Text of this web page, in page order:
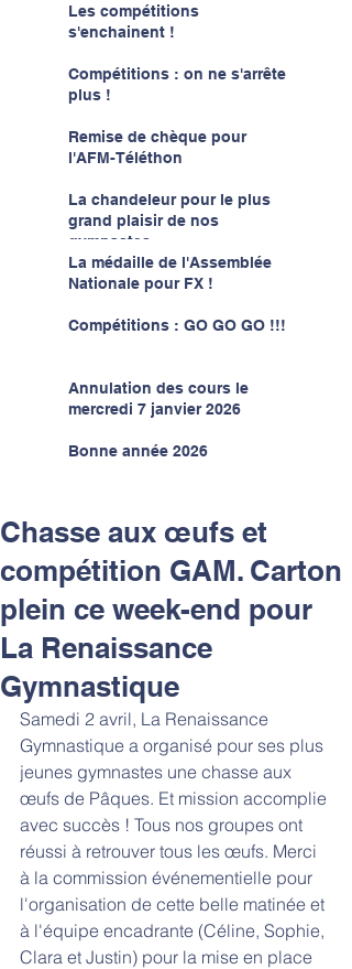
Les compétitions
s'enchainent !
Compétitions : on ne s'arrête
plus !
Remise de chèque pour
l'AFM-Téléthon
La chandeleur pour le plus
grand plaisir de nos
gymnastes
La médaille de l'Assemblée
Nationale pour FX !
Compétitions : GO GO GO !!!
Annulation des cours le
mercredi 7 janvier 2026
Bonne année 2026
Chasse aux œufs et
compétition GAM. Carton
plein ce week-end pour
La Renaissance
Gymnastique
Samedi 2 avril, La Renaissance
Gymnastique a organisé pour ses plus
jeunes gymnastes une chasse aux
œufs de Pâques. Et mission accomplie
avec succès ! Tous nos groupes ont
réussi à retrouver tous les œufs. Merci
à la commission événementielle pour
l'organisation de cette belle matinée et
à l'équipe encadrante (Céline, Sophie,
Clara et Justin) pour la mise en place